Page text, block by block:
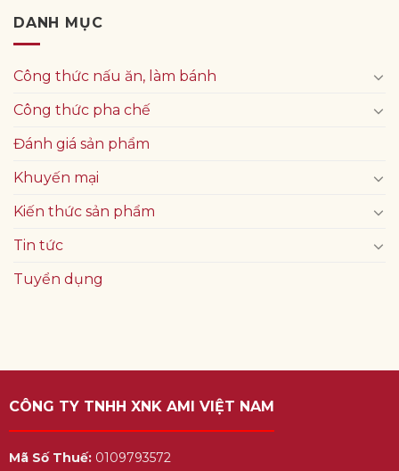
DANH MỤC
Công thức nấu ăn, làm bánh
Công thức pha chế
Đánh giá sản phẩm
Khuyến mại
Kiến thức sản phẩm
Tin tức
Tuyển dụng
CÔNG TY TNHH XNK AMI VIỆT NAM
Mã Số Thuế:0109793572